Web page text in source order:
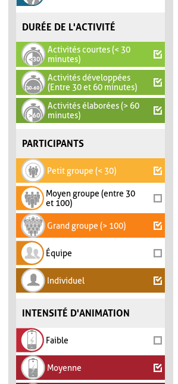
DURÉE DE L'ACTIVITÉ
Activités courtes (< 30
minutes)
Activités développées
(Entre 30 et 60 minutes)
Activités élaborées (> 60
minutes)
PARTICIPANTS
Petit groupe (< 30)
Moyen groupe (entre 30
et 100)
Grand groupe (> 100)
Équipe
Individuel
INTENSITÉ D'ANIMATION
Faible
Moyenne